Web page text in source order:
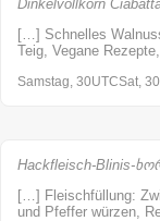
Dinkelvollkorn
[…] Schnelles
Teig, Vegane
Samstag, 30UTCSat,
Hackfleisch-Blinis-
[…] Fleischfüllung:
und Pfeffer würzen,